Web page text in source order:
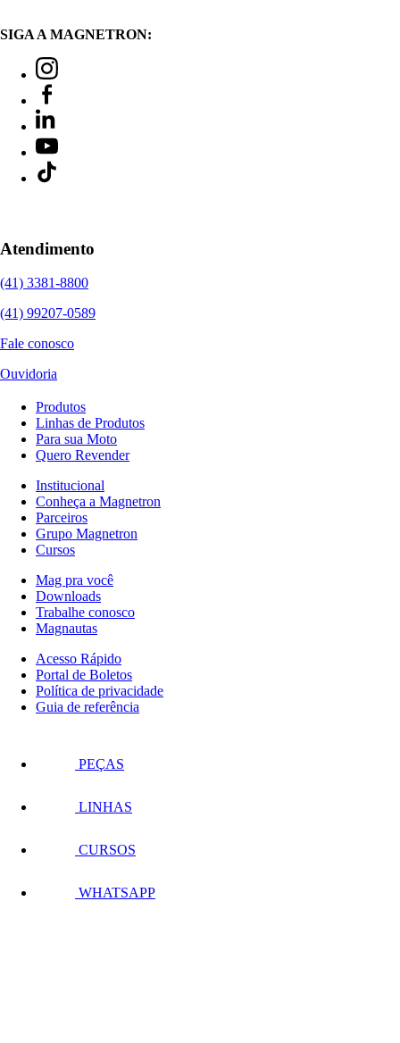
SIGA A MAGNETRON:
Atendimento
(41) 3381-8800
(41) 99207-0589
Fale conosco
Ouvidoria
Produtos
Linhas de Produtos
Para sua Moto
Quero Revender
Institucional
Conheça a Magnetron
Parceiros
Grupo Magnetron
Cursos
Mag pra você
Downloads
Trabalhe conosco
Magnautas
Acesso Rápido
Portal de Boletos
Política de privacidade
Guia de referência
PEÇAS
LINHAS
CURSOS
WHATSAPP